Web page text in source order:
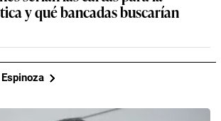
y qué bancadas buscarían